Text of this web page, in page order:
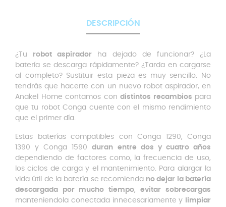
DESCRIPCIÓN
¿Tu robot aspirador ha dejado de funcionar? ¿La
batería se descarga rápidamente? ¿Tarda en cargarse
al completo? Sustituir esta pieza es muy sencillo. No
tendrás que hacerte con un nuevo robot aspirador, en
Anakel Home contamos con distintos recambios para
que tu robot Conga cuente con el mismo rendimiento
que el primer día.
Estas baterías compatibles con Conga 1290, Conga
1390 y Conga 1590duran entre dos y cuatro años
dependiendo de factores como, la frecuencia de uso,
los ciclos de carga y el mantenimiento. Para alargar la
vida útil de la batería se recomienda no dejar la batería
descargada por mucho tiempo,evitar sobrecargas
manteniendola conectada innecesariamente y
limpiar